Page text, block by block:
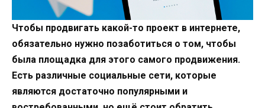
Чтобы продвигать какой-то проект в интернете,
обязательно нужно позаботиться о том, чтобы
была площадка для этого самого продвижения.
Есть различные социальные сети, которые
являются достаточно популярными и